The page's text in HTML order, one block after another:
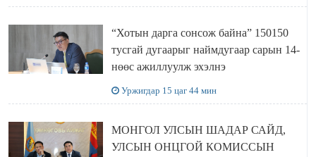
“Хотын дарга сонсож байна” 150150
тусгай дугаарыг наймдугаар сарын 14-
нөөс ажиллуулж эхэлнэ
Уржигдар 15 цаг 44 мин
МОНГОЛ УЛСЫН ШАДАР САЙД,
УЛСЫН ОНЦГОЙ КОМИССЫН